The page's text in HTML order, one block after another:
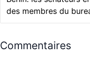
Benin: les sénateurs
des membres du
Commentaires